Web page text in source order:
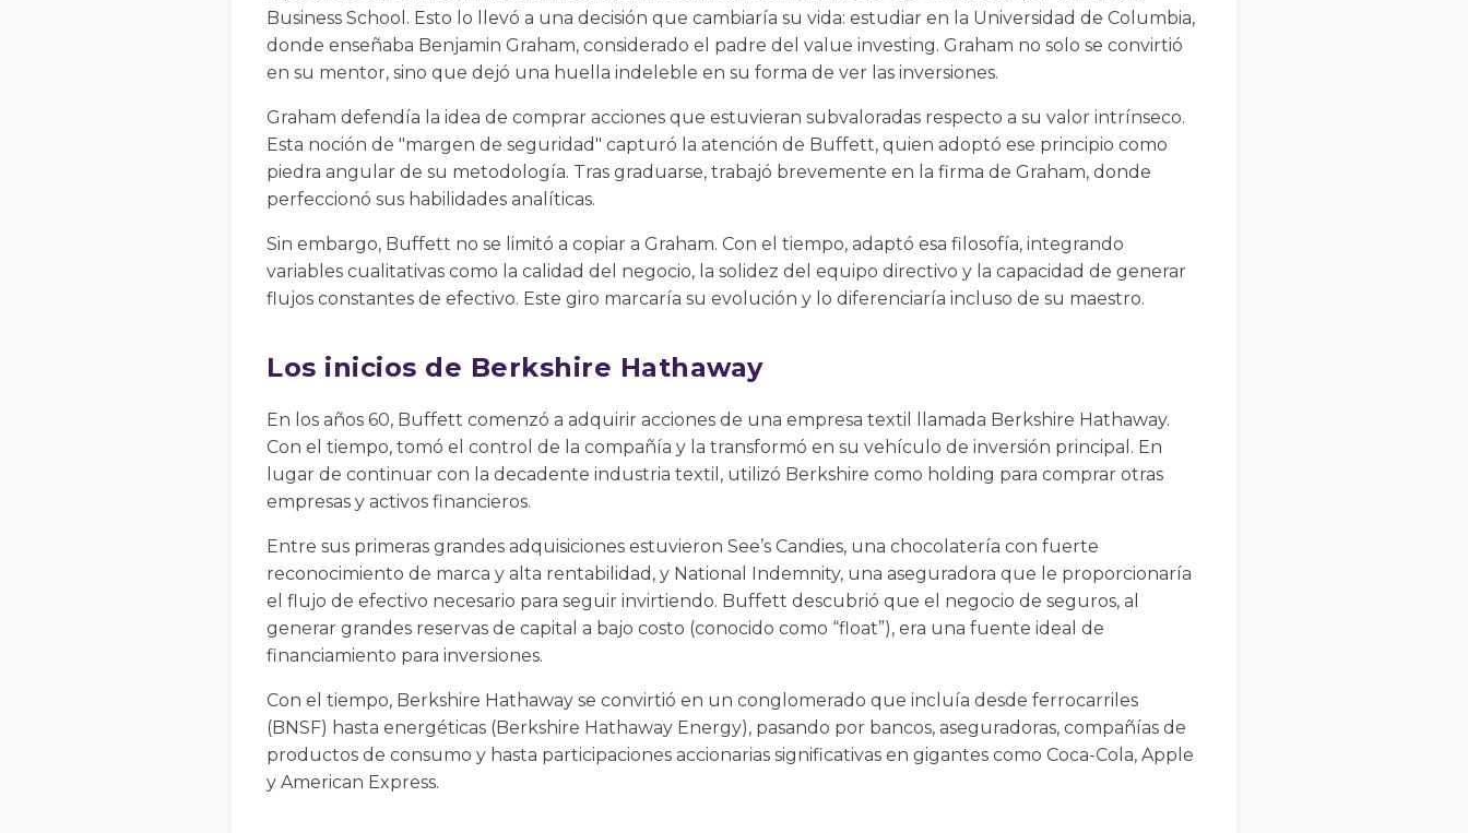
Business School. Esto lo llevó a una decisión que cambiaría su vida: estudiar en la Universidad de Columbia,
donde enseñaba Benjamin Graham, considerado el padre del value investing. Graham no solo se convirtió
en su mentor, sino que dejó una huella indeleble en su forma de ver las inversiones.
Graham defendía la idea de comprar acciones que estuvieran subvaloradas respecto a su valor intrínseco.
Esta noción de "margen de seguridad" capturó la atención de Buffett, quien adoptó ese principio como
piedra angular de su metodología. Tras graduarse, trabajó brevemente en la firma de Graham, donde
perfeccionó sus habilidades analíticas.
Sin embargo, Buffett no se limitó a copiar a Graham. Con el tiempo, adaptó esa filosofía, integrando
variables cualitativas como la calidad del negocio, la solidez del equipo directivo y la capacidad de generar
flujos constantes de efectivo. Este giro marcaría su evolución y lo diferenciaría incluso de su maestro.
Los inicios de Berkshire Hathaway
En los años 60, Buffett comenzó a adquirir acciones de una empresa textil llamada Berkshire Hathaway.
Con el tiempo, tomó el control de la compañía y la transformó en su vehículo de inversión principal. En
lugar de continuar con la decadente industria textil, utilizó Berkshire como holding para comprar otras
empresas y activos financieros.
Entre sus primeras grandes adquisiciones estuvieron See’s Candies, una chocolatería con fuerte
reconocimiento de marca y alta rentabilidad, y National Indemnity, una aseguradora que le proporcionaría
el flujo de efectivo necesario para seguir invirtiendo. Buffett descubrió que el negocio de seguros, al
generar grandes reservas de capital a bajo costo (conocido como “float”), era una fuente ideal de
financiamiento para inversiones.
Con el tiempo, Berkshire Hathaway se convirtió en un conglomerado que incluía desde ferrocarriles
(BNSF) hasta energéticas (Berkshire Hathaway Energy), pasando por bancos, aseguradoras, compañías de
productos de consumo y hasta participaciones accionarias significativas en gigantes como Coca-Cola, Apple
y American Express.